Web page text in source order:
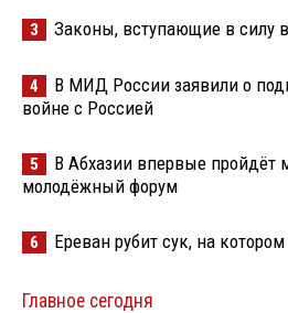
3 Законы, вступающие в силу в
4
В МИД России заявили о
войне с Россией
5
В Абхазии впервые пройдёт
молодёжный форум
6 Ереван рубит сук, на
Главное сегодня